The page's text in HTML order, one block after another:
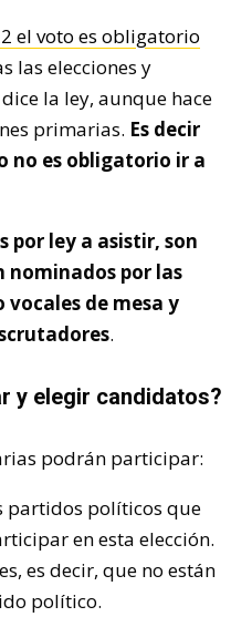
el voto es obligatorio
las elecciones y
la ley, aunque hace
primarias. Es decir
no es obligatorio ir a
por ley a asistir, son
nominados por las
vocales de mesa y
.
y elegir candidatos?
podrán participar:
partidos políticos que
en esta elección.
es decir, que no están
político.